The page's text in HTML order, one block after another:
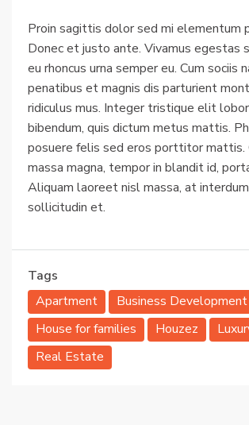
Proin sagittis dolor sed mi elementum
Donec et justo ante. Vivamus egestas
eu rhoncus urna semper eu. Cum sociis
penatibus et magnis dis parturient
ridiculus mus. Integer tristique elit
bibendum, quis dictum metus mattis.
posuere felis sed eros porttitor mattis.
massa magna, tempor in blandit id,
Aliquam laoreet nisl massa, at
sollicitudin et.
Tags
Apartment
Business Development
House for families
Houzez
Real Estate